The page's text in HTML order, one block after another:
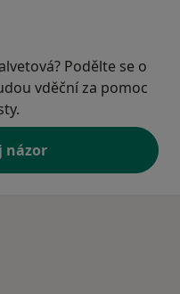
Podělte se o
vděční za pomoc
názor